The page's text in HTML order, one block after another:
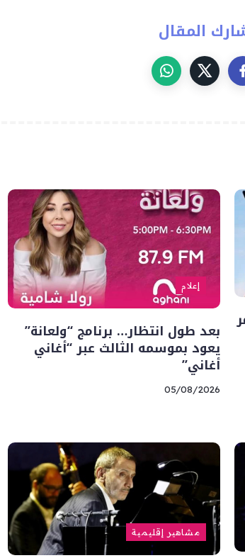
المقال
إعلام
بعد طول انتظار… برنامج “ولعانة”
يعود بموسمه الثالث عبر “أغاني
أغاني”
05/08/2026
مشاهير إقليمية